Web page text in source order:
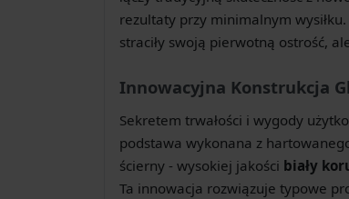
rezultaty przy minimalnym
straciły swoją pierwotną ostrość,
Innowacyjna Konstrukcja
Sekretem trwałości i wygody
podstawa wykonana z
ścierny - wysokiej jakości biały
Ta innowacja rozwiązuje typowe